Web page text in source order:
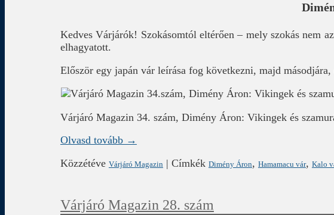
Kedves Várjárók! Szokásomtól eltérően – mely szokás nem
elhagyatott.
Először egy japán vár leírása fog következni, majd
Várjáró Magazin 34. szám, Dimény Áron: Vikingek és
Olvasd tovább →
Közzétéve Várjáró Magazin| Címkék Dimény Áron, Hamamacu vár, Kalo
Várjáró Magazin 28. szám